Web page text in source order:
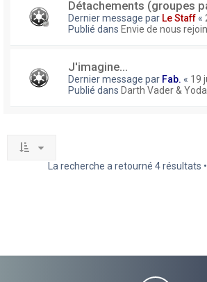
Détachements (groupes
Dernier message par Le Staff «
Publié dans Envie de nous
J'imagine...
Dernier message par Fab. « 19
Publié dans Darth Vader &
La recherche a retourné 4 résultats